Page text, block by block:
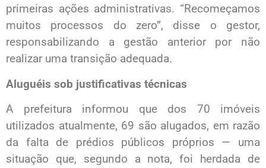
primeiras ações administrativas. “Recomeçamos
muitos processos do zero”, disse o gestor,
responsabilizando a gestão anterior por não
realizar uma transição adequada.
Aluguéis sob justificativas técnicas
A prefeitura informou que dos 70 imóveis
utilizados atualmente, 69 são alugados, em razão
da falta de prédios públicos próprios — uma
situação que, segundo a nota, foi herdada de